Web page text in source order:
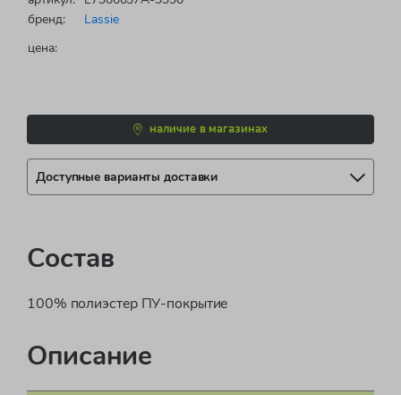
бренд:
Lassie
цена:
наличие в магазинах
Доступные варианты доставки
Состав
100% полиэстер ПУ-покрытие
Описание